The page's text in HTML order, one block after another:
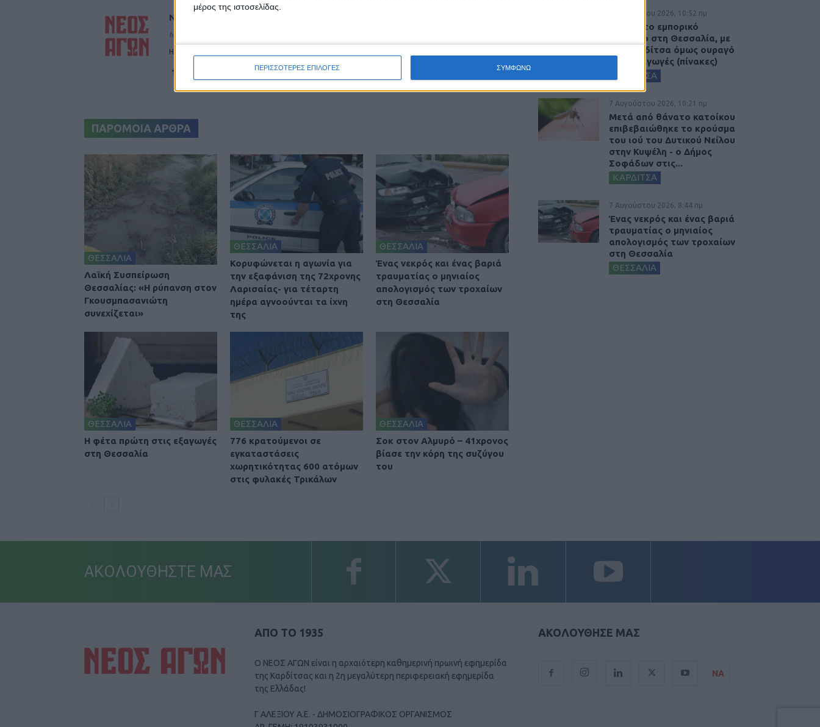
μέρος της ιστοσελίδας.
ΠΕΡΙΣΣΟΤΕΡΕΣ ΕΠΙΛΟΓΕΣ ΣΥΜΦΩΝΩ
ΝΕΟΣ ΑΓΩΝ
https://neosagon.gr
Η Αρχαιότερη Καθημερινή Πρωινή Εφημερίδα της Καρδίτσας
ΠΑΡΟΜΟΙΑ ΑΡΘΡΑ
ΘΕΣΣΑΛΙΑ
Λαϊκή Συσπείρωση
Θεσσαλίας: «Η ρύπανση στον
Γκουσμπασανιώτη
συνεχίζεται»
ΘΕΣΣΑΛΙΑ
Κορυφώνεται η αγωνία για
την εξαφάνιση της 72χρονης
Λαρισαίας- για τέταρτη
ημέρα αγνοούνται τα ίχνη
της
ΘΕΣΣΑΛΙΑ
Ένας νεκρός και ένας βαριά
τραυματίας ο μηνιαίος
απολογισμός των τροχαίων
στη Θεσσαλία
ΘΕΣΣΑΛΙΑ
Η φέτα πρώτη στις εξαγωγές
στη Θεσσαλία
ΘΕΣΣΑΛΙΑ
776 κρατούμενοι σε
εγκαταστάσεις
χωρητικότητας 600 ατόμων
στις φυλακές Τρικάλων
ΘΕΣΣΑΛΙΑ
Σοκ στον Αλμυρό – 41χρονος
βίασε την κόρη της συζύγου
του
7 Αυγούστου 2026, 10:52 πμ
Θετικό το εμπορικό
ισοζύγιο στη Θεσσαλία, με
την Καρδίτσα όμως ουραγό
στις εξαγωγές (πίνακες)
ΚΑΡΔΙΤΣΑ
7 Αυγούστου 2026, 10:21 πμ
Μετά από θάνατο κατοίκου
επιβεβαιώθηκε το κρούσμα
του ιού του Δυτικού Νείλου
στην Κυψέλη - ο Δήμος
Σοφάδων στις...
ΚΑΡΔΙΤΣΑ
7 Αυγούστου 2026, 8:44 πμ
Ένας νεκρός και ένας βαριά
τραυματίας ο μηνιαίος
απολογισμός των τροχαίων
στη Θεσσαλία
ΘΕΣΣΑΛΙΑ
ΑΚΟΛΟΥΘΗΣΤΕ ΜΑΣ
ΑΠΟ ΤΟ 1935
Ο ΝΕΟΣ ΑΓΩΝ είναι η αρχαιότερη καθημερινή πρωινή εφημερίδα
της Καρδίτσας και η 2η μεγαλύτερη περιφερειακή εφημερίδα
της Ελλάδας!
Γ ΑΛΕΞΙΟΥ Α.Ε. - ΔΗΜΟΣΙΟΓΡΑΦΙΚΟΣ ΟΡΓΑΝΙΣΜΟΣ
ΑΚΟΛΟΥΘΗΣΕ ΜΑΣ
ΝΑ